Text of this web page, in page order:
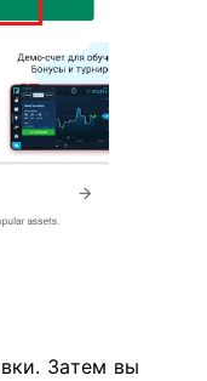
Затем вы